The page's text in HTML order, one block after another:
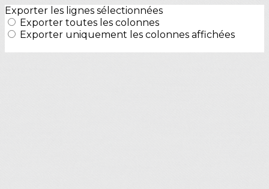
Exporter les lignes sélectionnées
Exporter toutes les colonnes
Exporter uniquement les colonnes affichées